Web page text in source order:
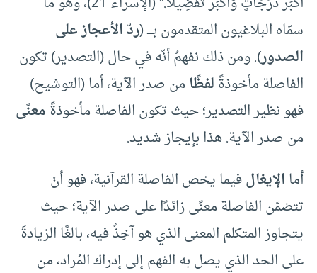
سمّاه البلاغيون المتقدمون بــــ (ردّ الأعجاز على
الصدور). ومن ذلك نفهمُ أنّه في حال (التصدير) تكون
الفاصلة مأخوذةًلفظًامن صدر الآية، أما (التوشيح)
فهو نظير التصدير؛ حيث تكون الفاصلة مأخوذةًمعنًى
من صدر الآية. هذا بإيجاز شديد.
أماالإيغالفيما يخص الفاصلة القرآنية، فهو أنْ
تتضمّن الفاصلة معنًى زائدًا على صدر الآية؛ حيث
يتجاوز المتكلم المعنى الذي هو آخِذٌ فيه، بالغًا الزيادةَ
على الحد الذي يصل به الفهم إلى إدراك المُراد، من